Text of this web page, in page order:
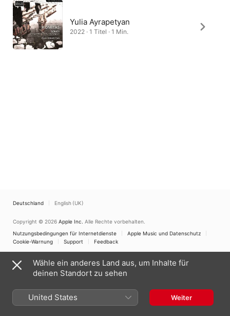
Yulia Ayrapetyan
2022 · 1 Titel · 1 Min.
Deutschland English (UK)
Copyright © 2026 Apple Inc. Alle Rechte vorbehalten.
Nutzungsbedingungen für Internetdienste
Apple Music und Datenschutz
Cookie-Warnung
Support Feedback
Wähle ein anderes Land aus, um Inhalte für
deinen Standort zu sehen
United States Weiter